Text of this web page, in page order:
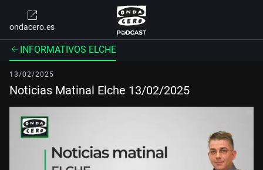
ondacero.es
INFORMATIVOS ELCHE
13/02/2025
Noticias Matinal Elche 13/02/2025